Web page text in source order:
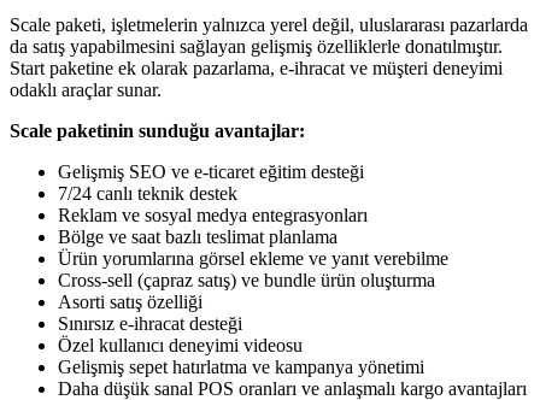
Scale paketi, işletmelerin yalnızca yerel değil, uluslararası pazarlarda
da satış yapabilmesini sağlayan gelişmiş özelliklerle donatılmıştır.
Start paketine ek olarak pazarlama, e-ihracat ve müşteri deneyimi
odaklı araçlar sunar.
Scale paketinin sunduğu avantajlar:
Gelişmiş SEO ve e-ticaret eğitim desteği
7/24 canlı teknik destek
Reklam ve sosyal medya entegrasyonları
Bölge ve saat bazlı teslimat planlama
Ürün yorumlarına görsel ekleme ve yanıt verebilme
Cross-sell (çapraz satış) ve bundle ürün oluşturma
Asorti satış özelliği
Sınırsız e-ihracat desteği
Özel kullanıcı deneyimi videosu
Gelişmiş sepet hatırlatma ve kampanya yönetimi
Daha düşük sanal POS oranları ve anlaşmalı kargo avantajları